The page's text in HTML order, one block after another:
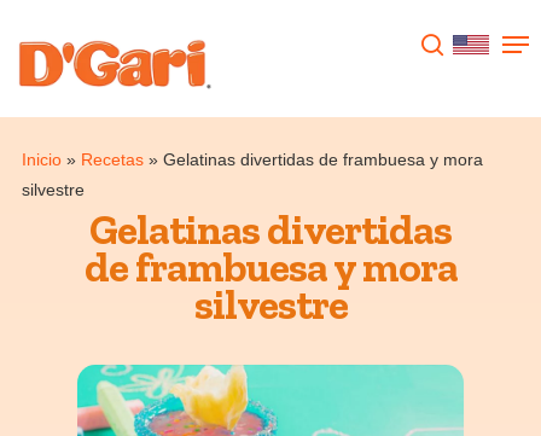
Inicio» Recetas» Gelatinas divertidas de frambuesa y mora
silvestre
Presione enter para buscar o ESC para
Gelatinas divertidas
de frambuesa y mora
silvestre